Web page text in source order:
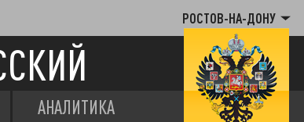
РОСТОВ-НА-ДОНУ
АНАЛИТИКА